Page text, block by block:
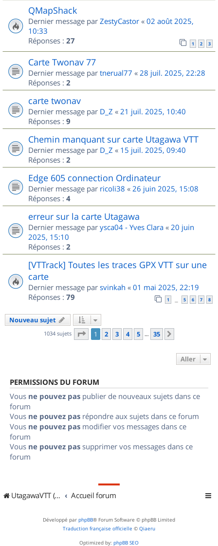
QMapShack
Dernier message par ZestyCastor « 02 août 2025,
10:33
Réponses : 27 1 2 3
Carte Twonav 77
Dernier message par tnerual77 « 28 juil. 2025, 22:28
Réponses : 2
carte twonav
Dernier message par D_Z « 21 juil. 2025, 10:40
Réponses : 9
Chemin manquant sur carte Utagawa VTT
Dernier message par D_Z « 15 juil. 2025, 09:40
Réponses : 2
Edge 605 connection Ordinateur
Dernier message par ricoli38 « 26 juin 2025, 15:08
Réponses : 4
erreur sur la carte Utagawa
Dernier message par ysca04 - Yves Clara « 20 juin
2025, 15:10
Réponses : 2
[VTTrack] Toutes les traces GPX VTT sur une
carte
Dernier message par svinkah « 01 mai 2025, 22:19
Réponses : 79 1 … 5 6 7 8
Nouveau sujet
1034 sujets Page 1sur
1 2 3 4 5 … 35
Aller
PERMISSIONS DU FORUM
Vous ne pouvez pas publier de nouveaux sujets dans ce
forum
Vous ne pouvez pas répondre aux sujets dans ce forum
Vous ne pouvez pas modifier vos messages dans ce
forum
Vous ne pouvez pas supprimer vos messages dans ce
forum
UtagawaVTT (Randos VTT et VTTAE avec traces GPS) Accueil forum
Développé par phpBB® Forum Software © phpBB Limited
Traduction française officielle © Qiaeru
Optimized by: phpBB SEO